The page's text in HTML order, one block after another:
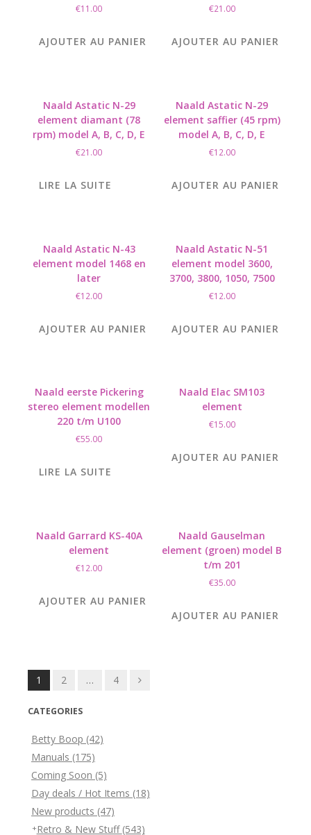
€11.00
AJOUTER AU PANIER
€21.00
AJOUTER AU PANIER
Naald Astatic N-29
element diamant (78
rpm) model A, B, C, D, E
€21.00
LIRE LA SUITE
Naald Astatic N-29
element saffier (45 rpm)
model A, B, C, D, E
€12.00
AJOUTER AU PANIER
Naald Astatic N-43
element model 1468 en
later
€12.00
AJOUTER AU PANIER
Naald Astatic N-51
element model 3600,
3700, 3800, 1050, 7500
€12.00
AJOUTER AU PANIER
Naald eerste Pickering
stereo element modellen
220 t/m U100
€55.00
LIRE LA SUITE
Naald Elac SM103
element
€15.00
AJOUTER AU PANIER
Naald Garrard KS-40A
element
€12.00
AJOUTER AU PANIER
Naald Gauselman
element (groen) model B
t/m 201
€35.00
AJOUTER AU PANIER
Posts
navigation
1 2 … 4
CATEGORIES
Betty Boop (42)
Manuals (175)
Coming Soon (5)
Day deals / Hot Items (18)
New products (47)
Retro & New Stuff (543)